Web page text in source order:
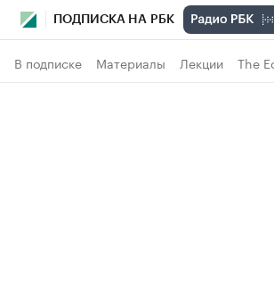
ПОДПИСКА НА РБК
В подписке Материалы Лекции The